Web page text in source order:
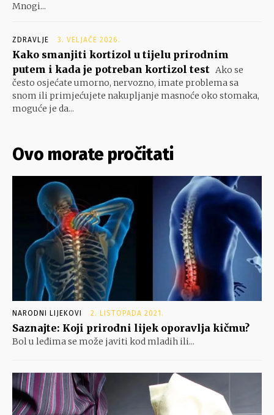
Mnogi...
ZDRAVLJE 3. VELJAČE 2026.
Kako smanjiti kortizol u tijelu prirodnim
putem i kada je potreban kortizol test Ako se
često osjećate umorno, nervozno, imate problema sa
snom ili primjećujete nakupljanje masnoće oko stomaka,
moguće je da...
Ovo morate pročitati
NARODNI LIJEKOVI 2. LISTOPADA 2021.
Saznajte: Koji prirodni lijek oporavlja kičmu?
Bol u leđima se može javiti kod mladih ili...